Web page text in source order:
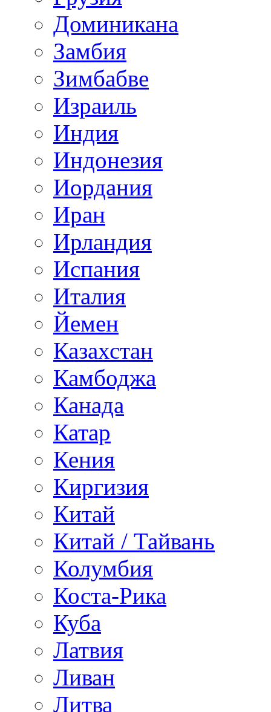
Доминикана
Замбия
Зимбабве
Израиль
Индия
Индонезия
Иордания
Иран
Ирландия
Испания
Италия
Йемен
Казахстан
Камбоджа
Канада
Катар
Кения
Киргизия
Китай
Китай / Тайвань
Колумбия
Коста-Рика
Куба
Латвия
Ливан
Литва